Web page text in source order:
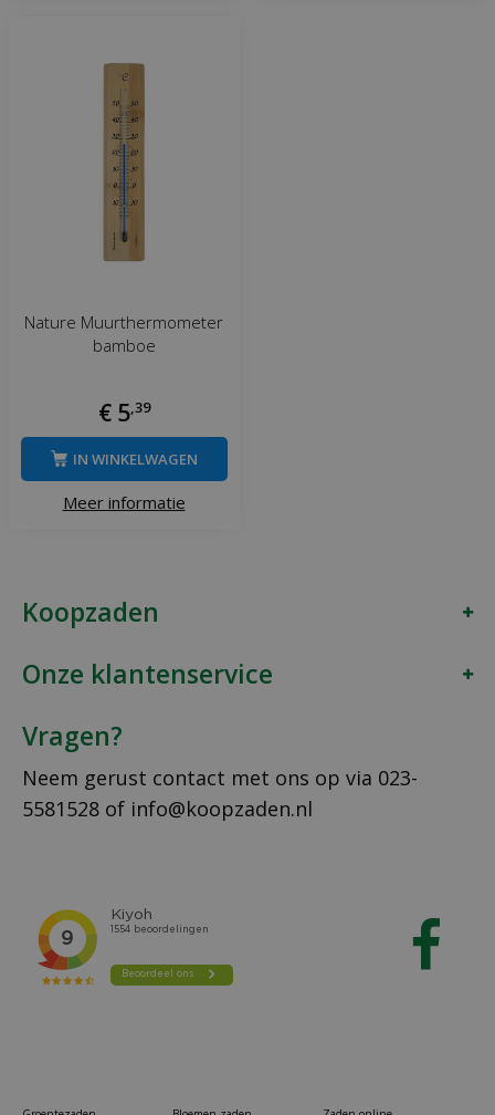
Nature Muurthermometer
bamboe
€ 5 39
Meer informatie
IN WINKELWAGEN
Koopzaden
Onze klantenservice
Vragen?
Neem gerust contact met ons op via 023-
5581528 of info@koopzaden.nl